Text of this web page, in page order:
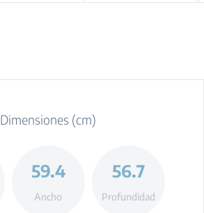
Dimensiones (cm)
59.4
Ancho
56.7
Profundidad